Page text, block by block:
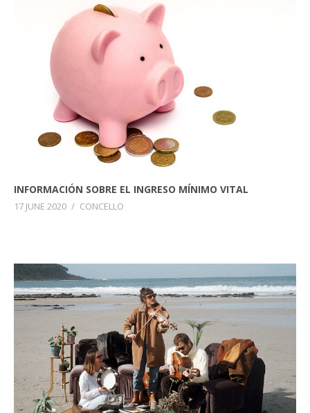
INFORMACIÓN SOBRE EL INGRESO MÍNIMO VITAL
17 JUNE 2020 / CONCELLO